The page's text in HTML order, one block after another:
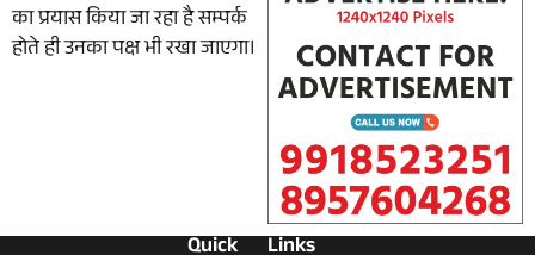
का प्रयास किया जा रहा है सम्पर्क
होते ही उनका पक्ष भी रखा जाएगा।
Links
Quick